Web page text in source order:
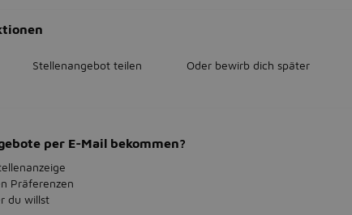
Stellenangebot teilen Oder bewirb dich später
per E-Mail bekommen?
Präferenzen
du willst